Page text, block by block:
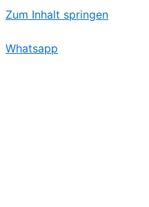
Zum Inhalt springen
Whatsapp